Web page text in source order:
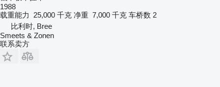
1988
载重能力
25,000 千克 净重 7,000 千克 车桥数 2
比利时, Bree
Smeets & Zonen
联系卖方